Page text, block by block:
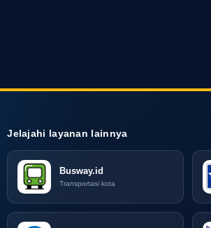
Jelajahi layanan lainnya
Busway.id
Transportasi kota